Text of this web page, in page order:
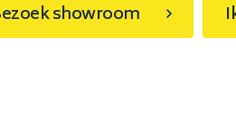
showroom